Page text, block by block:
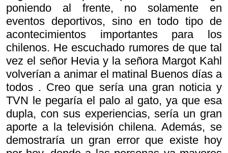
poniendo al frente, no solamente en
eventos deportivos, sino en todo tipo de
acontecimientos importantes para los
chilenos. He escuchado rumores de que tal
vez el señor Hevia y la señora Margot Kahl
volverían a animar el matinal Buenos días a
todos . Creo que sería una gran noticia y
TVN le pegaría el palo al gato, ya que esa
dupla, con sus experiencias, sería un gran
aporte a la televisión chilena. Además, se
demostraría un gran error que existe hoy